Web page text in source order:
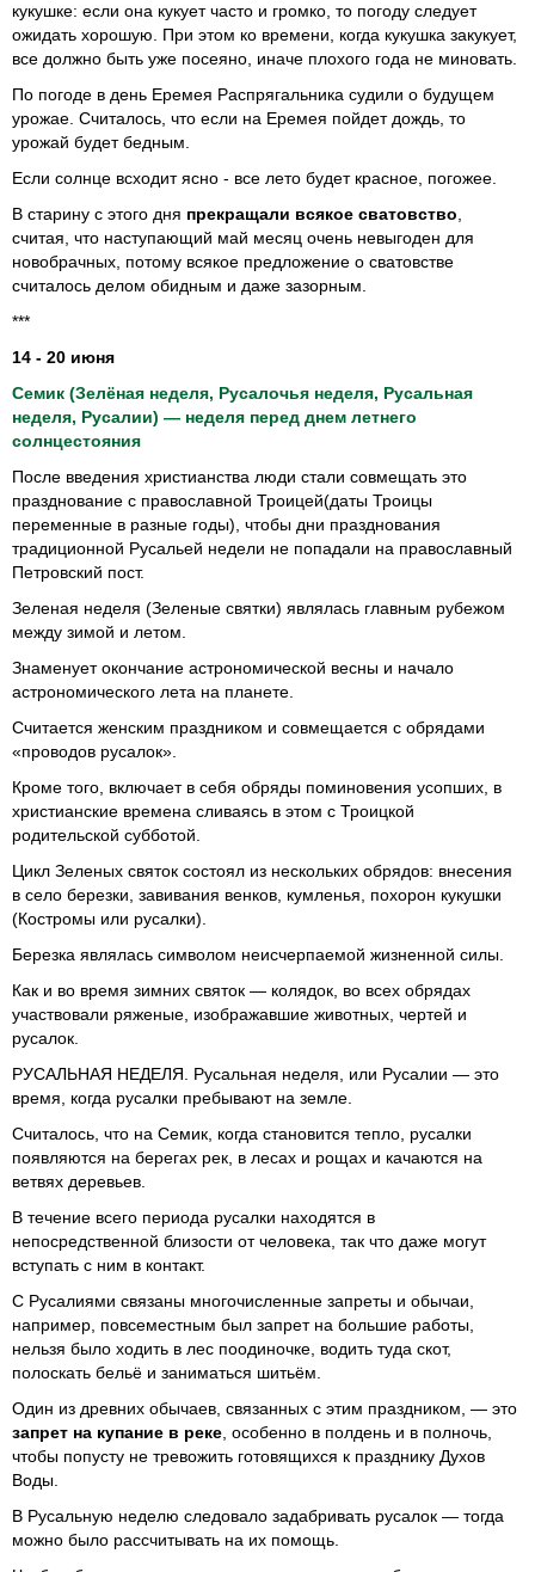
кукушке: если она кукует часто и громко, то погоду следует
ожидать хорошую. При этом ко времени, когда кукушка закукует,
все должно быть уже посеяно, иначе плохого года не миновать.
По погоде в день Еремея Распрягальника судили о будущем
урожае. Считалось, что если на Еремея пойдет дождь, то
урожай будет бедным.
Если солнце всходит ясно - все лето будет красное, погожее.
В старину с этого дня прекращали всякое сватовство
считая, что наступающий май месяц очень невыгоден для
новобрачных, потому всякое предложение о сватовстве
считалось делом обидным и даже зазорным.
***
14 - 20 июня
Семик (Зелёная неделя, Русалочья неделя, Русальная
неделя, Русалии) — неделя перед днем летнего
солнцестояния
После введения христианства люди стали совмещать это
празднование с православной Троицей(даты Троицы
переменные в разные годы), чтобы дни празднования
традиционной Русальей недели не попадали на православный
Петровский пост.
Зеленая неделя (Зеленые святки) являлась главным рубежом
между зимой и летом.
Знаменует окончание астрономической весны и начало
астрономического лета на планете.
Считается женским праздником и совмещается с обрядами
«проводов русалок».
Кроме того, включает в себя обряды поминовения усопших, в
христианские времена сливаясь в этом с Троицкой
родительской субботой.
Цикл Зеленых святок состоял из нескольких обрядов: внесения
в село березки, завивания венков, кумленья, похорон кукушки
(Костромы или русалки).
Березка являлась символом неисчерпаемой жизненной силы.
Как и во время зимних святок — колядок, во всех обрядах
участвовали ряженые, изображавшие животных, чертей и
русалок.
РУСАЛЬНАЯ НЕДЕЛЯ. Русальная неделя, или Русалии — это
время, когда русалки пребывают на земле.
Считалось, что на Семик, когда становится тепло, русалки
появляются на берегах рек, в лесах и рощах и качаются на
ветвях деревьев.
В течение всего периода русалки находятся в
непосредственной близости от человека, так что даже могут
вступать с ним в контакт.
С Русалиями связаны многочисленные запреты и обычаи,
например, повсеместным был запрет на большие работы,
нельзя было ходить в лес поодиночке, водить туда скот,
полоскать бельё и заниматься шитьём.
Один из древних обычаев, связанных с этим праздником, — это
запрет на купание в реке , особенно в полдень и в полночь,
чтобы попусту не тревожить готовящихся к празднику Духов
Воды.
В Русальную неделю следовало задабривать русалок — тогда
можно было рассчитывать на их помощь.